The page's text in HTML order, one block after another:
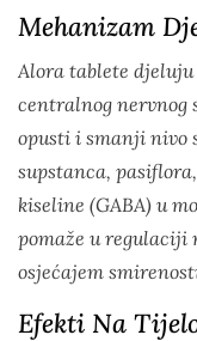
Mehanizam
Alora tablete
centralnog nervnog
opusti i smanji nivo
supstanca,
kiseline (GABA) u
pomaže u
osjećajem
Efekti Na